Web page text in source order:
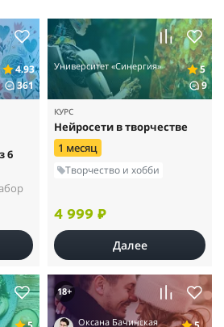
4.93
361
Университет «Синергия»
5
9
КУРС
Нейросети в творчестве
1 месяц
Творчество и хобби
4 999 ₽
Далее
18+
Оксана Бачинская